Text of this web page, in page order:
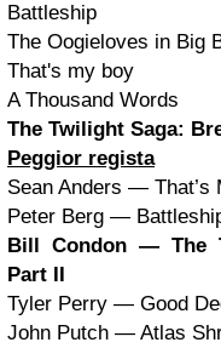
Battleship
The Oogieloves in Big
That's my boy
A Thousand Words
The Twilight Saga:
Peggior regista
Sean Anders — That’s
Peter Berg —
Bill Condon — The
Part II
Tyler Perry — Good
John Putch — Atlas